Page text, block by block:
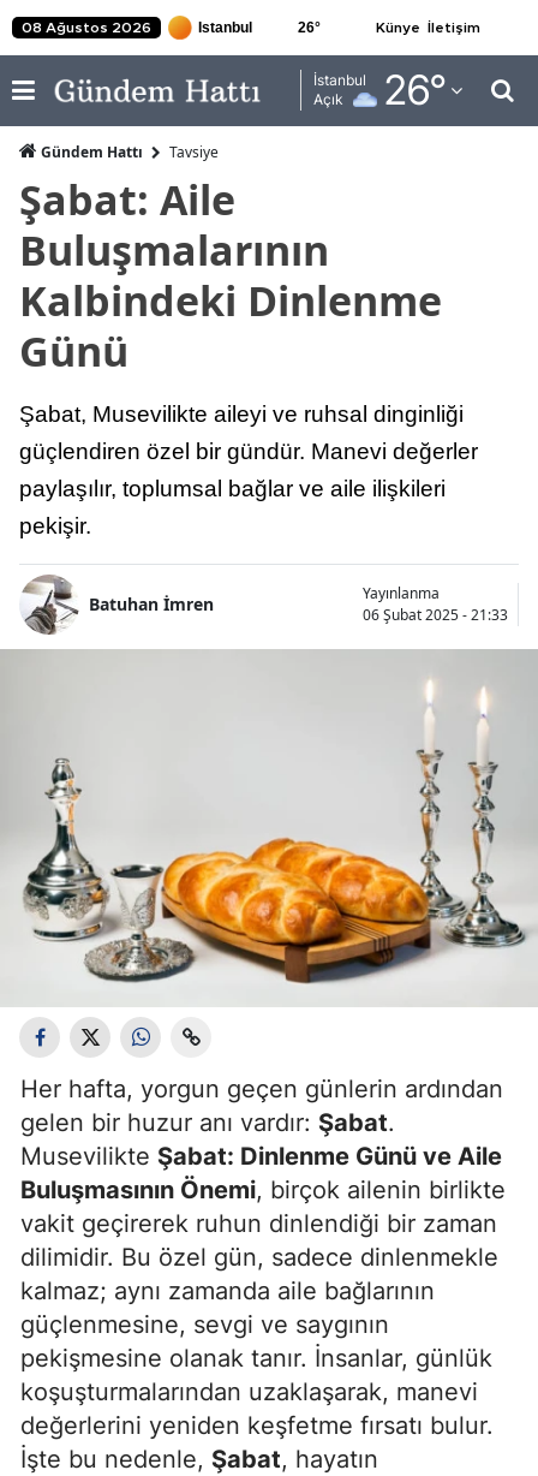
08 Ağustos 2026 26° Künye İletişim
İstanbul
Açık
26°
Adana
Adıyaman
Ankara
Artvin
Aydın
Bilecik
Bingöl
Çanakkale
Çankırı
Çorum
Denizli
Edirne
Elazığ
Erzincan
Erzurum
Eskişehir
Gaziantep
Giresun
Gümüşhane
Gündem Hattı Tavsiye
Şabat: Aile
Buluşmalarının
Kalbindeki Dinlenme
Günü
Şabat, Musevilikte aileyi ve ruhsal dinginliği
güçlendiren özel bir gündür. Manevi değerler
paylaşılır, toplumsal bağlar ve aile ilişkileri
pekişir.
Batuhan İmren
Yayınlanma
06 Şubat 2025 - 21:33
Her hafta, yorgun geçen günlerin ardından
gelen bir huzur anı vardır: Şabat.
Musevilikte Şabat: Dinlenme Günü ve Aile
Buluşmasının Önemi, birçok ailenin birlikte
vakit geçirerek ruhun dinlendiği bir zaman
dilimidir. Bu özel gün, sadece dinlenmekle
kalmaz; aynı zamanda aile bağlarının
güçlenmesine, sevgi ve saygının
pekişmesine olanak tanır. İnsanlar, günlük
koşuşturmalarından uzaklaşarak, manevi
değerlerini yeniden keşfetme fırsatı bulur.
İşte bu nedenle, Şabat, hayatın